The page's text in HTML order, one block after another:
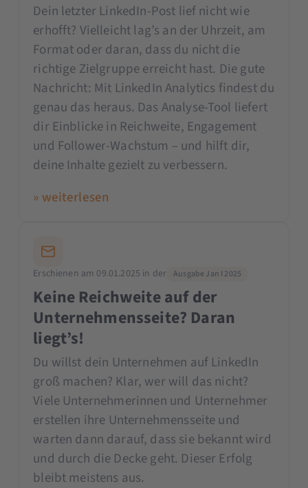
Dein letzter LinkedIn-Post lief nicht wie
erhofft? Vielleicht lag’s an der Uhrzeit, am
Format oder daran, dass du nicht die
richtige Zielgruppe erreicht hast. Die gute
Nachricht: Mit LinkedIn Analytics findest du
genau das heraus. Das Analyse-Tool liefert
dir Einblicke in Reichweite, Engagement
und Follower-Wachstum – und hilft dir,
deine Inhalte gezielt zu verbessern.
» weiterlesen
Erschienen am 09.01.2025 in der Ausgabe Jan I 2025
Keine Reichweite auf der
Unternehmensseite? Daran
liegt’s!
Du willst dein Unternehmen auf LinkedIn
groß machen? Klar, wer will das nicht?
Viele Unternehmerinnen und Unternehmer
erstellen ihre Unternehmensseite und
warten dann darauf, dass sie bekannt wird
und durch die Decke geht. Dieser Erfolg
bleibt meistens aus.